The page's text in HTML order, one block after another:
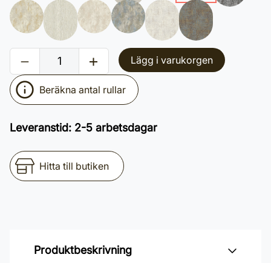
Lägg i varukorgen
Beräkna antal rullar
Leveranstid: 2-5 arbetsdagar
Hitta till butiken
Produktbeskrivning